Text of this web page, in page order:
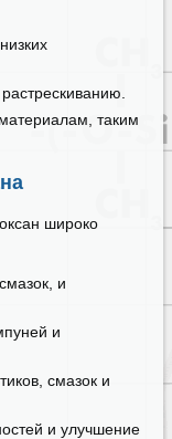
таким
широко
и
и
смазок и
и улучшение